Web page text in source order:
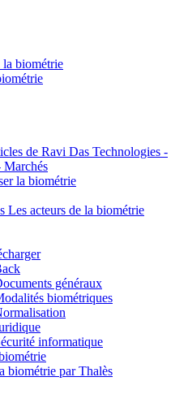
biométrie
de Ravi Das Technologies -
la biométrie
Les acteurs de la biométrie
généraux
biométriques
informatique
biométrie par Thalès